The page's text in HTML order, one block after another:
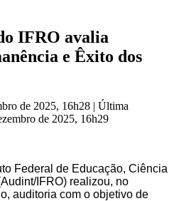
IFRO avalia
e Êxito dos
de 2025, 16h28 | Última
de 2025, 16h29
Federal de Educação, Ciência
IFRO) realizou, no
auditoria com o objetivo de